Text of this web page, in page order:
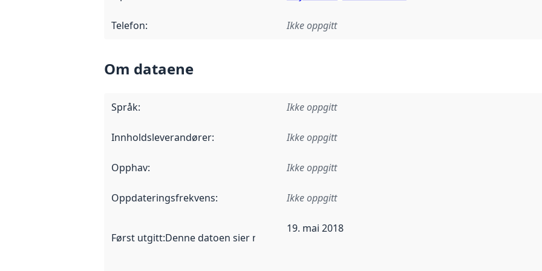
Telefon: Ikke oppgitt
Om dataene
Språk: Ikke oppgitt
Innholdsleverandører: Ikke oppgitt
Opphav: Ikke oppgitt
Oppdateringsfrekvens: Ikke oppgitt
Først utgitt:Denne datoen sier når dataene i dette datasettet første gang ble utgitt. Det kan
19. mai 2018